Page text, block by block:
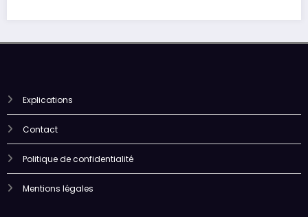
Explications
Contact
Politique de confidentialité
Mentions légales